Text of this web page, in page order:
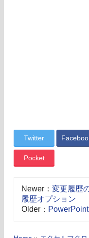
Twitter
Pocket
Newer： 変更履歴
履歴オプション
Older：